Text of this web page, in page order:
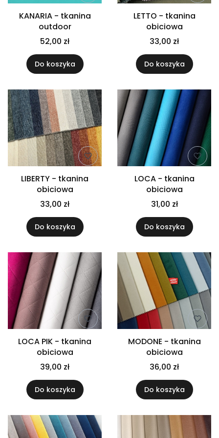
KANARIA - tkanina
outdoor
52,00 zł
Do koszyka
LETTO - tkanina
obiciowa
33,00 zł
Do koszyka
LIBERTY - tkanina
obiciowa
33,00 zł
Do koszyka
LOCA - tkanina
obiciowa
31,00 zł
Do koszyka
LOCA PIK - tkanina
obiciowa
39,00 zł
Do koszyka
MODONE - tkanina
obiciowa
36,00 zł
Do koszyka